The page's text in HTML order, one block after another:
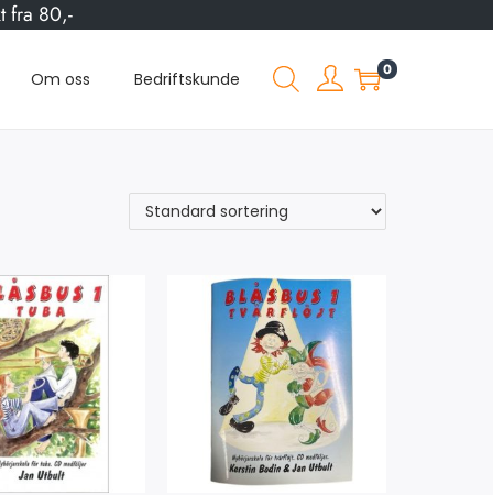
fra 80,-
Om oss Bedriftskunde 0